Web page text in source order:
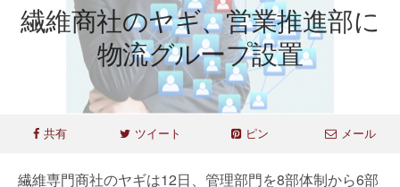
繊維商社のヤギ、営業推進部に
物流グループ設置
共有 ツイート ピン メール
繊維専門商社のヤギは12日、管理部門を8部体制から6部